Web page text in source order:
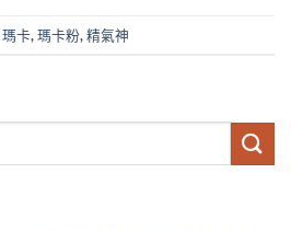
瑪卡,瑪卡粉,精氣神